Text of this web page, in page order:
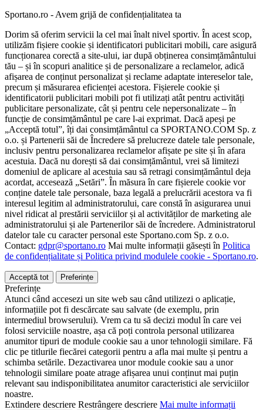
Sportano.ro - Avem grijă de confidențialitatea ta
Dorim să oferim servicii la cel mai înalt nivel sportiv. În acest scop,
utilizăm fișiere cookie și identificatori publicitari mobili, care asigură
funcționarea corectă a site-ului, iar după obținerea consimțământului
tău – și în scopuri analitice și de personalizare a reclamelor, adică
afișarea de conținut personalizat și reclame adaptate intereselor tale,
precum și măsurarea eficienței acestora. Fișierele cookie și
identificatorii publicitari mobili pot fi utilizați atât pentru activități
publicitare personalizate, cât și pentru cele nepersonalizate – în
funcție de consimțământul pe care l-ai exprimat. Dacă apeși pe
„Acceptă totul”, îți dai consimțământul ca SPORTANO.COM Sp. z
o.o. și Partenerii săi de Încredere să prelucreze datele tale personale,
inclusiv pentru personalizarea reclamelor afișate pe site și în afara
acestuia. Dacă nu dorești să dai consimțământul, vrei să limitezi
domeniul de aplicare al acestuia sau să retragi consimțământul deja
acordat, accesează „Setări”. În măsura în care fișierele cookie vor
conține datele tale personale, baza legală a prelucrării acestora va fi
interesul legitim al administratorului, care constă în asigurarea unui
nivel ridicat al prestării serviciilor și al activităților de marketing ale
administratorului și ale Partenerilor săi de încredere. Administratorul
datelor tale cu caracter personal este Sportano.com Sp. z o.o.
Contact: gdpr@sportano.ro Mai multe informații găsești în Politica
de confidențialitate și Politica privind modulele cookie - Sportano.ro.
Acceptă tot Preferințe
Preferințe
Atunci când accesezi un site web sau când utilizezi o aplicație,
informațiile pot fi descărcate sau salvate (de exemplu, prin
intermediul browserului). Vrem ca tu să decizi modul în care vei
folosi serviciile noastre, așa că poți controla personal utilizarea
anumitor tipuri de module cookie sau a unor tehnologii similare. Fă
clic pe titlurile fiecărei categorii pentru a afla mai multe și pentru a
schimba setările. Dezactivarea unor module cookie sau a unor
tehnologii similare poate atrage afișarea unui conținut mai puțin
relevant sau indisponibilitatea anumitor caracteristici ale serviciilor
noastre.
Extindere descriere Restrângere descriere Mai multe informații